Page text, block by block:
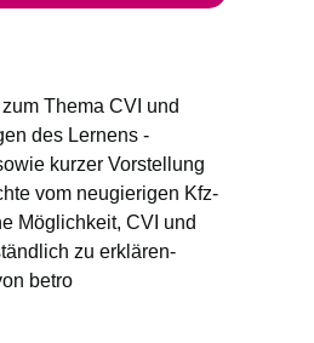
Thema CVI und
des Lernens -
kurzer Vorstellung
vom neugierigen Kfz-
Möglichkeit, CVI und
zu erklären-
betro